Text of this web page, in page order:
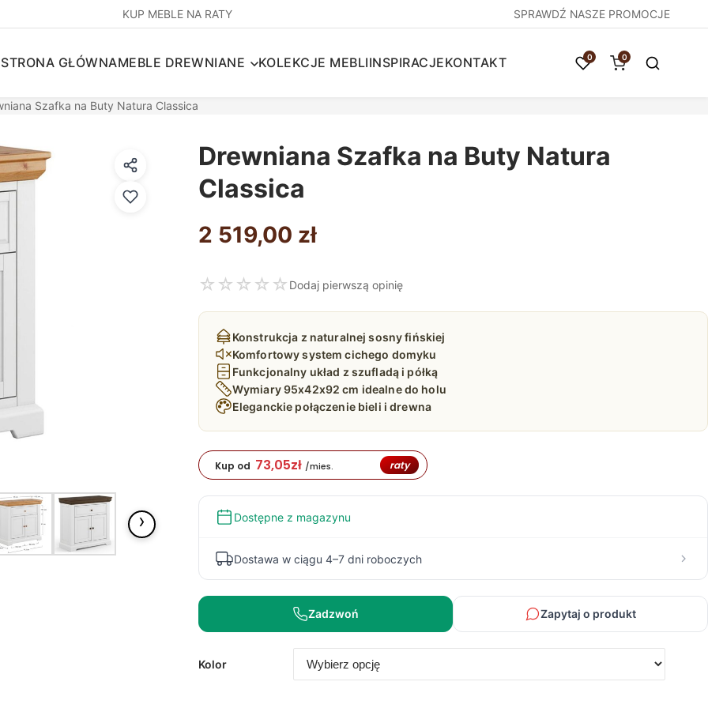
KUP MEBLE NA RATY SPRAWDŹ NASZE PROMOCJE
STRONA GŁÓWNAMEBLE DREWNIANE KOLEKCJE MEBLIINSPIRACJEKONTAKT 0 0
Szafka na Buty Natura Classica
›
Drewniana Szafka na Buty Natura
Classica
2 519,00 zł
☆ ☆ ☆ ☆ ☆ Dodaj pierwszą opinię
Konstrukcja z naturalnej sosny fińskiej
Komfortowy system cichego domyku
Funkcjonalny układ z szufladą i półką
Wymiary 95x42x92 cm idealne do holu
Eleganckie połączenie bieli i drewna
Kup od 73,05zł /mies. raty
Dostępne z magazynu
Dostawa w ciągu 4–7 dni roboczych
Zadzwoń Zapytaj o produkt
Kolor